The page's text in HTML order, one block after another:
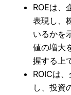
ROEは、
表現し、
いるかを
値の増大
握する上
ROICは
し、投資